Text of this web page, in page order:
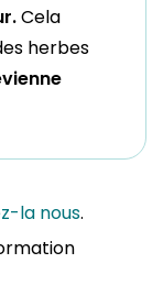
Cela
herbes
la nous.